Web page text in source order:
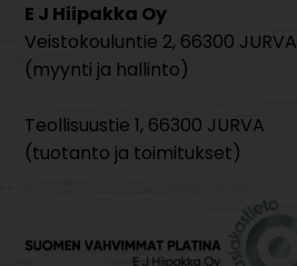
E J Hiipakka Oy
Veistokouluntie 2, 66300 JURVA
(myynti ja hallinto)
Teollisuustie 1, 66300 JURVA
(tuotanto ja toimitukset)